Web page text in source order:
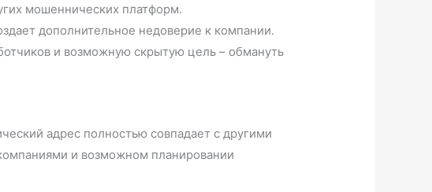
мошеннических платформ.
дополнительное недоверие к компании.
и возможную скрытую цель – обмануть
адрес полностью совпадает с другими
и возможном планировании